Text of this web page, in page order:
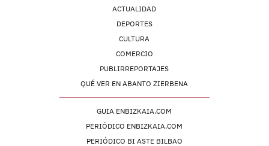
ACTUALIDAD
DEPORTES
CULTURA
COMERCIO
PUBLIRREPORTAJES
QUÉ VER EN ABANTO ZIERBENA
GUIA ENBIZKAIA.COM
PERIÓDICO ENBIZKAIA.COM
PERIÓDICO BI ASTE BILBAO